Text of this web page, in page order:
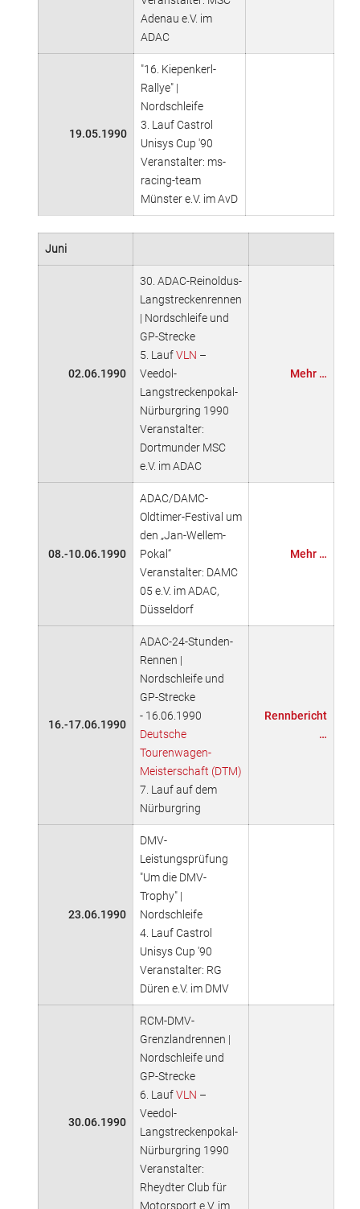
Adenau e.V. im
ADAC
19.05.1990
"16. Kiepenkerl-
Rallye" |
Nordschleife
3. Lauf Castrol
Unisys Cup '90
Veranstalter: ms-
racing-team
Münster e.V. im AvD
Juni
02.06.1990
30. ADAC-Reinoldus-
Langstreckenrennen
| Nordschleife und
GP-Strecke
5. LaufVLN –
Veedol-
Langstreckenpokal-
Nürburgring 1990
Veranstalter:
Dortmunder MSC
e.V. im ADAC
Mehr …
08.-10.06.1990
ADAC/DAMC-
Oldtimer-Festival um
den „Jan-Wellem-
Pokal“
Veranstalter: DAMC
05 e.V. im ADAC,
Düsseldorf
Mehr …
16.-17.06.1990
ADAC-24-Stunden-
Rennen |
Nordschleife und
GP-Strecke
- 16.06.1990
Deutsche
Tourenwagen-
Meisterschaft (DTM)
7. Lauf auf dem
Nürburgring
Rennbericht
…
23.06.1990
DMV-
Leistungsprüfung
"Um die DMV-
Trophy" |
Nordschleife
4. Lauf Castrol
Unisys Cup '90
Veranstalter: RG
Düren e.V. im DMV
30.06.1990
RCM-DMV-
Grenzlandrennen |
Nordschleife und
GP-Strecke
6. LaufVLN –
Veedol-
Langstreckenpokal-
Nürburgring 1990
Veranstalter:
Rheydter Club für
Motorsport e.V. im